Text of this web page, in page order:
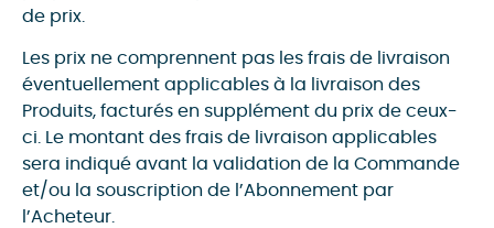
de prix.
Les prix ne comprennent pas les frais de livraison
éventuellement applicables à la livraison des
Produits, facturés en supplément du prix de ceux-
ci. Le montant des frais de livraison applicables
sera indiqué avant la validation de la Commande
et/ou la souscription de l’Abonnement par
l’Acheteur.